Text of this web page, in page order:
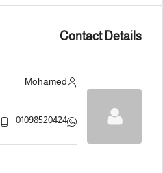
Contact Details
Mohamed
01098520424